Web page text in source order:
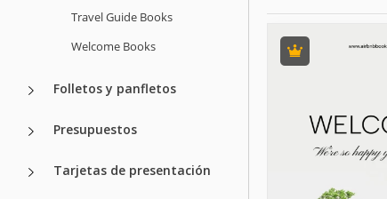
Travel Guide Books
Welcome Books
Folletos y panfletos
Presupuestos
Tarjetas de presentación